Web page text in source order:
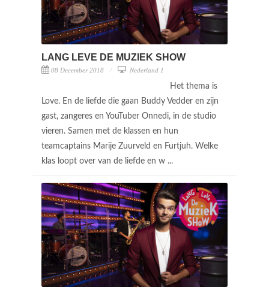
LANG LEVE DE MUZIEK SHOW
08 December 2018 Nederland 1
Het thema is
Love. En de liefde die gaan Buddy Vedder en zijn
gast, zangeres en YouTuber Onnedi, in de studio
vieren. Samen met de klassen en hun
teamcaptains Marije Zuurveld en Furtjuh. Welke
klas loopt over van de liefde en w ...